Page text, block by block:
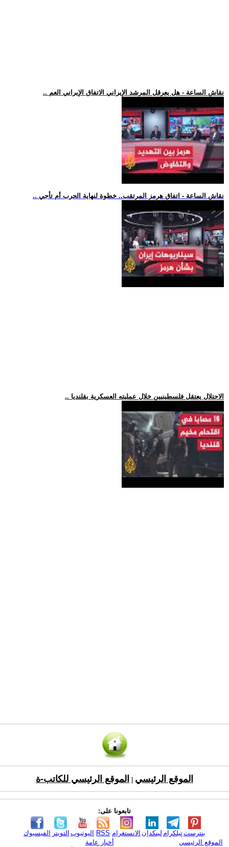
.. نقاش الساعة - هل يعرقل المرشد الإيراني الاتفاق الإيراني العم
.. نقاش الساعة - اتفاق هرمز المرتقب.. خطوة لنهاية الحرب أم تأجي
.. الاحتلال يعتقل فلسطينيين خلال عمليته العسكرية بقلنديا
الموقع الرئيسي الموقع الرئيسي للكاتب-ة
تابعونا على:
الفيسبوك التويتر اليوتيوب RSS الانستغرام لينكدإن تيلكرامبنترست
الموقع الرئيسي
أخبار عامة